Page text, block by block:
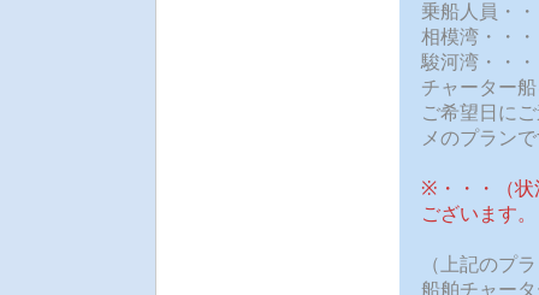
乗船人員・
相模湾・・
駿河湾・・
チャーター
ご希望日に
メのプラン
※・・・（状
ございます
（上記のプ
船舶チャー